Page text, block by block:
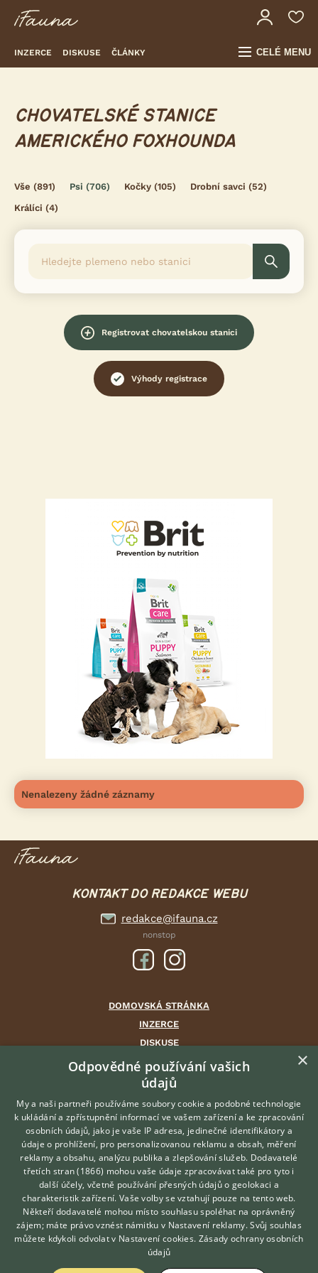
INZERCE DISKUSE ČLÁNKY CELÉ MENU
CHOVATELSKÉ STANICE
AMERICKÉHO FOXHOUNDA
Vše (891) Psi (706) Kočky (105) Drobní savci (52)
Králíci (4)
Registrovat chovatelskou stanici
Výhody registrace
Nenalezeny žádné záznamy
KONTAKT DO REDAKCE WEBU
redakce@ifauna.cz
nonstop
DOMOVSKÁ STRÁNKA
INZERCE
DISKUSE
ČLÁNKY
CHOVATELSKÉ STANICE
ATLAS
VÝBĚR VHODNÉHO PLEMENE
O nás
Kontakt
Možnosti zvýraznění inzerátů
Podmínky užití
Zpracování osobních údajů
Přihlášení
Hledáte zvířecího kamaráda?
Zdarma vám poradí
VETERINÁŘ ONLINE
KONZULTOVAT S
VETERINÁŘEM
×
Odpovědné používání vašich
údajů
My a naši partneři používáme soubory cookie a podobné technologie
k ukládání a zpřístupnění informací ve vašem zařízení a ke zpracování
osobních údajů, jako je vaše IP adresa, jedinečné identifikátory a
údaje o prohlížení, pro personalizovanou reklamu a obsah, měření
reklamy a obsahu, analýzu publika a zlepšování služeb. Dodavatelé
třetích stran (1866) mohou vaše údaje zpracovávat také pro tyto i
další účely, včetně používání přesných údajů o geolokaci a
charakteristik zařízení. Vaše volby se vztahují pouze na tento web.
Někteří dodavatelé mohou místo souhlasu spoléhat na oprávněný
zájem; máte právo vznést námitku v Nastavení reklamy. Svůj souhlas
můžete kdykoli odvolat v Nastavení cookies. Zásady ochrany osobních
údajů